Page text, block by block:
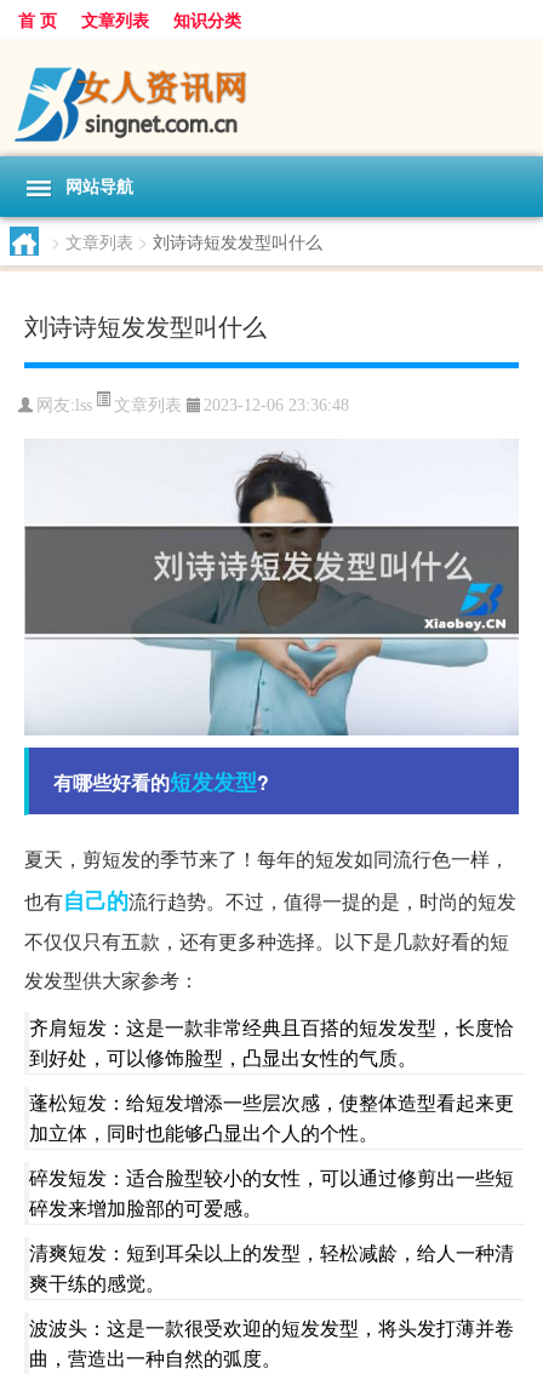
首 页 文章列表 知识分类
网站导航
> 文章列表 > 刘诗诗短发发型叫什么
刘诗诗短发发型叫什么
网友: lss 文章列表 2023-12-06 23:36:48
有哪些好看的短发发型?
夏天，剪短发的季节来了！每年的短发如同流行色一样，
也有自己的流行趋势。不过，值得一提的是，时尚的短发
不仅仅只有五款，还有更多种选择。以下是几款好看的短
发发型供大家参考：
齐肩短发：这是一款非常经典且百搭的短发发型，长度恰
到好处，可以修饰脸型，凸显出女性的气质。
蓬松短发：给短发增添一些层次感，使整体造型看起来更
加立体，同时也能够凸显出个人的个性。
碎发短发：适合脸型较小的女性，可以通过修剪出一些短
碎发来增加脸部的可爱感。
清爽短发：短到耳朵以上的发型，轻松减龄，给人一种清
爽干练的感觉。
波波头：这是一款很受欢迎的短发发型，将头发打薄并卷
曲，营造出一种自然的弧度。